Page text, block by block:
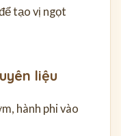
tạo vị ngọt
liệu
hành phi vào